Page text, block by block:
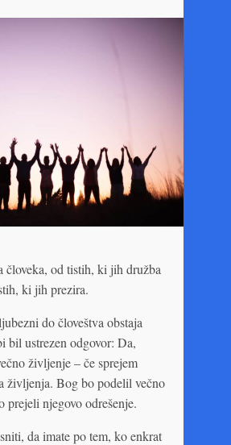
človeka, od tistih, ki jih družba
ki jih prezira.
do človeštva obstaja
bil ustrezen odgovor: Da,
življenje – če sprejem
življenja. Bog bo podelil večno
njegovo odrešenje.
da imate po tem, ko enkrat